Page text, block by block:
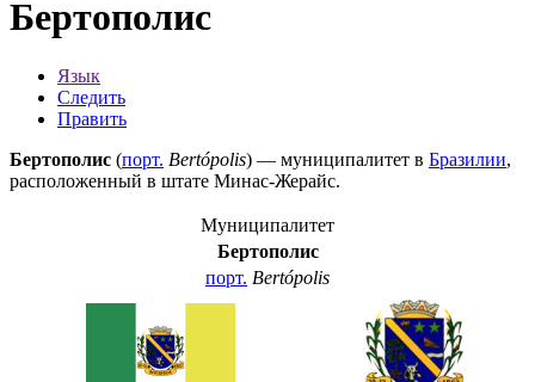
Бертополис
Язык
Следить
Править
Бертополис (порт. Bertópolis) — муниципалитет в Бразилии,
расположенный в штате Минас-Жерайс.
Муниципалитет
Бертополис
порт. Bertópolis